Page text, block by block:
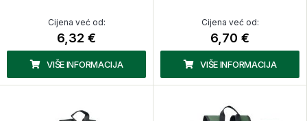
Cijena već od:
6,32 €
VIŠE INFORMACIJA
Cijena već od:
6,70 €
VIŠE INFORMACIJA